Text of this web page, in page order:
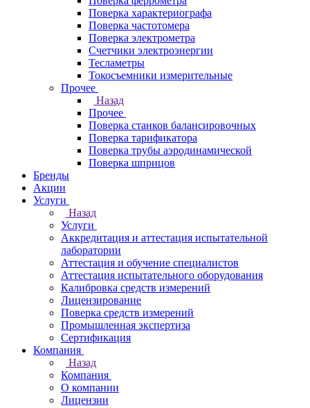
Поверка характериографа
Поверка частотомера
Поверка электрометра
Счетчики электроэнергии
Тесламетры
Токосъемники измерительные
Прочее
Назад
Прочее
Поверка станков балансировочных
Поверка тарификатора
Поверка трубы аэродинамической
Поверка шприцов
Бренды
Акции
Услуги
Назад
Услуги
Аккредитация и аттестация испытательной
лаборатории
Аттестация и обучение специалистов
Аттестация испытательного оборудования
Калибровка средств измерений
Лицензирование
Поверка средств измерений
Промышленная экспертиза
Сертификация
Компания
Назад
Компания
О компании
Лицензии